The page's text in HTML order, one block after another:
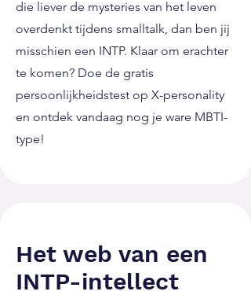
die liever de mysteries van het leven
overdenkt tijdens smalltalk, dan ben jij
misschien een INTP. Klaar om erachter
te komen? Doe de gratis
persoonlijkheidstest op X-personality
en ontdek vandaag nog je ware MBTI-
type!
Het web van een
INTP-intellect